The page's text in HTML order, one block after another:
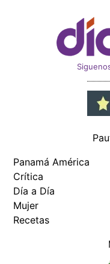
Panamá América
Crítica
Día a Día
Mujer
Recetas